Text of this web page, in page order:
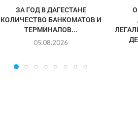
ЗА ГОД В ДАГЕСТАНЕ
КОЛИЧЕСТВО БАНКОМАТОВ И
ТЕРМИНАЛОВ...
05.08.2026